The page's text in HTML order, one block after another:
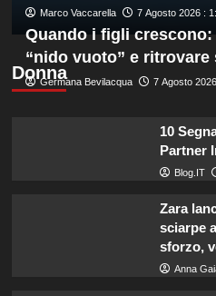
Marco Vaccarella 7 Agosto 2026 :
Donna
Quando i figli
“nido vuoto” e ritrovare
Germana Bevilacqua 7 Agosto
10
Partner
Blog.IT
Zara
sciarpe
sforzo,
Anna